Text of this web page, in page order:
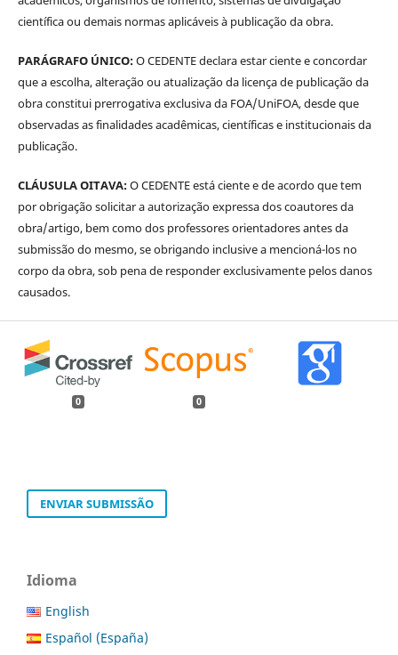
científica ou demais normas aplicáveis à publicação da obra.
PARÁGRAFO ÚNICO:O CEDENTE declara estar ciente e concordar
que a escolha, alteração ou atualização da licença de publicação da
obra constitui prerrogativa exclusiva da FOA/UniFOA, desde que
observadas as finalidades acadêmicas, científicas e institucionais da
publicação.
CLÁUSULA OITAVA:O CEDENTE está ciente e de acordo que tem
por obrigação solicitar a autorização expressa dos coautores da
obra/artigo, bem como dos professores orientadores antes da
submissão do mesmo, se obrigando inclusive a mencioná-los no
corpo da obra, sob pena de responder exclusivamente pelos danos
causados.
0 0
ENVIAR SUBMISSÃO
Idioma
English
Español (España)